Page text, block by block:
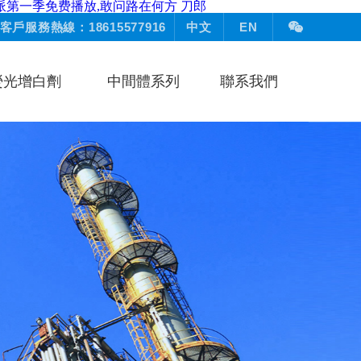
一季免费播放,敢问路在何方 刀郎
EN
中文
客戶服務熱線：18615577916
增白劑 中間體系列 聯系我們